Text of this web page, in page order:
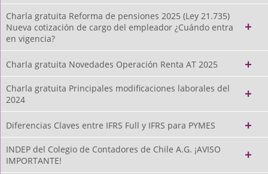
Charla gratuita Reforma de pensiones 2025 (Ley 21.735)
Nueva cotización de cargo del empleador ¿Cuándo entra
en vigencia?
Charla gratuita Novedades Operación Renta AT 2025
Charla gratuita Principales modificaciones laborales del
2024
Diferencias Claves entre IFRS Full y IFRS para PYMES
INDEP del Colegio de Contadores de Chile A.G. ¡AVISO
IMPORTANTE!